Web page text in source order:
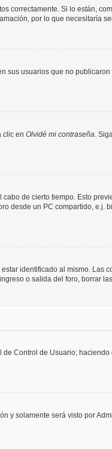
correctamente. Si lo están,
por lo que necesitaría
sus usuarios que no
clic en Olvidé mi contraseña.
de cierto tiempo. Esto
desde un PC compartido, e.j.
identificado al mismo. Las
o salida del foro, borrar
Control de Usuario;
y solamente será visto por